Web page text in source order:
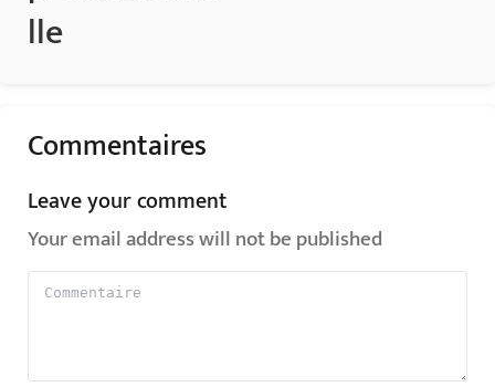
lle
Commentaires
Leave your comment
Your email address will not be published